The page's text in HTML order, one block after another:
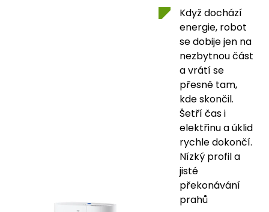
Když dochází
energie, robot
se dobije jen na
nezbytnou část
a vrátí se
přesně tam,
kde skončil.
Šetří čas i
elektřinu a úklid
rychle dokončí.
Nízký profil a
jisté
překonávání
prahů